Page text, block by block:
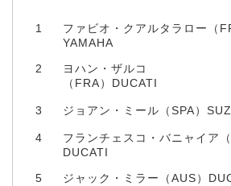
1
ファビオ・クアルタラロー（
YAMAHA
2
ヨハン・ザルコ
（FRA）DUCATI
3 ジョアン・ミール（SPA）
4
フランチェスコ・バニャイア（
DUCATI
5 ジャック・ミラー（AUS）